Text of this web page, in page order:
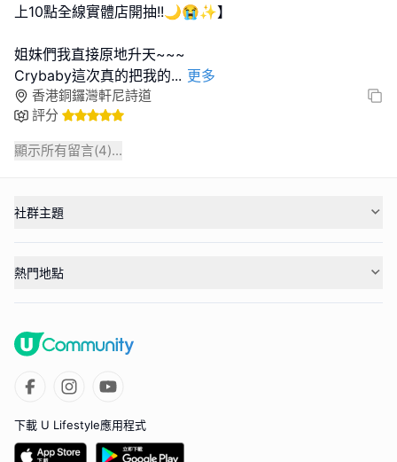
上10點全線實體店開抽!!🌙😭✨】
姐妹們我直接原地升天~~~
Crybaby這次真的把我的... 更多
香港銅鑼灣軒尼詩道
評分
顯示所有留言(4)...
社群主題
熱門地點
下載 U Lifestyle應用程式